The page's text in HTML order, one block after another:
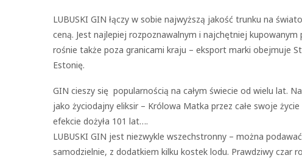
LUBUSKI GIN łączy w sobie najwyższą jakość trunku na
ceną. Jest najlepiej rozpoznawalnym i najchętniej
rośnie także poza granicami kraju – eksport marki obejmuje
Estonię.
GIN cieszy się popularnością na całym świecie od wielu lat.
jako życiodajny eliksir – Królowa Matka przez całe swoje
efekcie dożyła 101 lat….
LUBUSKI GIN jest niezwykle wszechstronny – można
samodzielnie, z dodatkiem kilku kostek lodu. Prawdziwy czar